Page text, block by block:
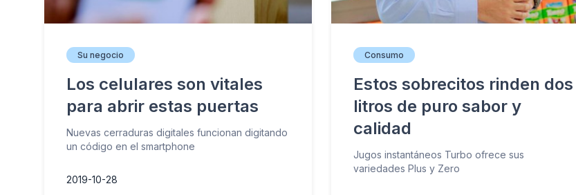
Su negocio
Los celulares son vitales
para abrir estas puertas
Nuevas cerraduras digitales funcionan digitando
un código en el smartphone
2019-10-28
Consumo
Estos sobrecitos rinden dos
litros de puro sabor y
calidad
Jugos instantáneos Turbo ofrece sus
variedades Plus y Zero